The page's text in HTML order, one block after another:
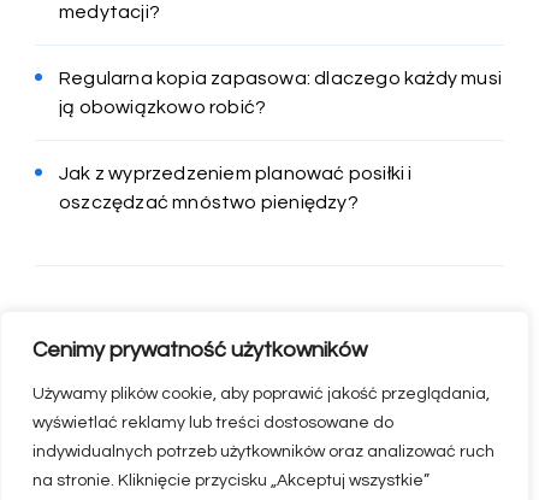
Cenimy prywatność użytkowników
Używamy plików cookie, aby poprawić jakość przeglądania,
wyświetlać reklamy lub treści dostosowane do
indywidualnych potrzeb użytkowników oraz analizować ruch
na stronie. Kliknięcie przycisku „Akceptuj wszystkie”
medytacji?
Regularna kopia zapasowa: dlaczego każdy musi
ją obowiązkowo robić?
Jak z wyprzedzeniem planować posiłki i
oszczędzać mnóstwo pieniędzy?